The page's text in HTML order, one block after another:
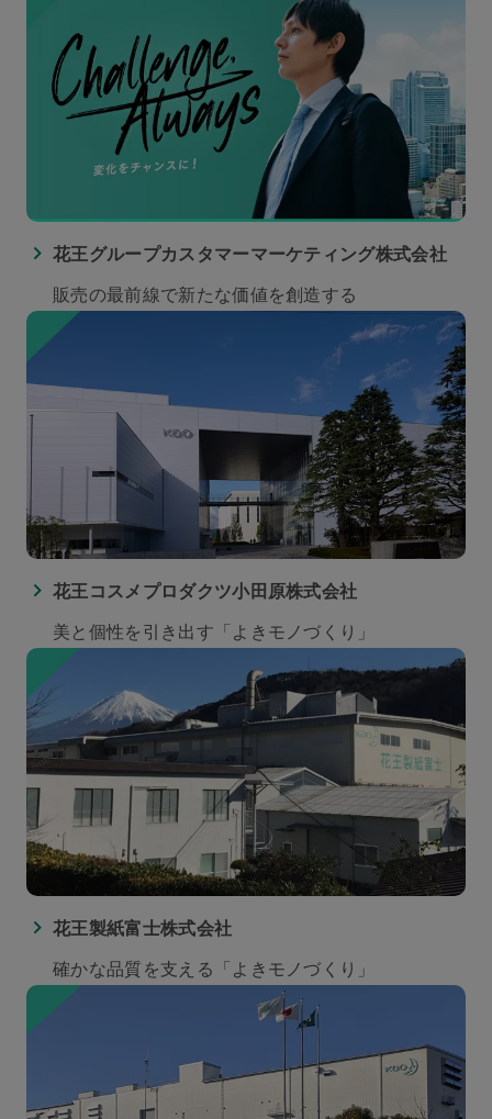
花王グループカスタマーマーケティング株式会社
販売の最前線で新たな価値を創造する
花王コスメプロダクツ小田原株式会社
美と個性を引き出す「よきモノづくり」
花王製紙富士株式会社
確かな品質を支える「よきモノづくり」